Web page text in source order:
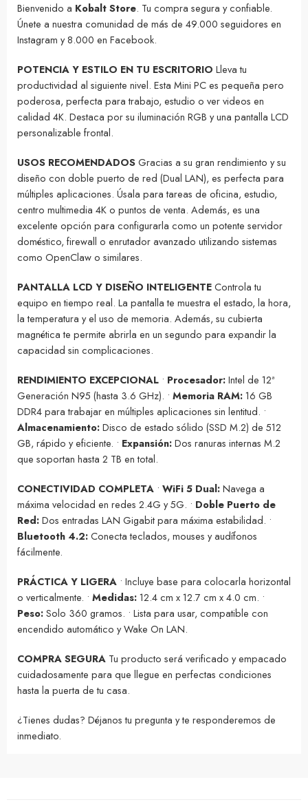
Bienvenido a Kobalt Store. Tu compra segura y confiable.
Únete a nuestra comunidad de más de 49.000 seguidores en
Instagram y 8.000 en Facebook.
POTENCIA Y ESTILO EN TU ESCRITORIO Lleva tu
productividad al siguiente nivel. Esta Mini PC es pequeña pero
poderosa, perfecta para trabajo, estudio o ver videos en
calidad 4K. Destaca por su iluminación RGB y una pantalla LCD
personalizable frontal.
USOS RECOMENDADOSGracias a su gran rendimiento y su
diseño con doble puerto de red (Dual LAN), es perfecta para
múltiples aplicaciones. Úsala para tareas de oficina, estudio,
centro multimedia 4K o puntos de venta. Además, es una
excelente opción para configurarla como un potente servidor
doméstico, firewall o enrutador avanzado utilizando sistemas
como OpenClaw o similares.
PANTALLA LCD Y DISEÑO INTELIGENTEControla tu
equipo en tiempo real. La pantalla te muestra el estado, la hora,
la temperatura y el uso de memoria. Además, su cubierta
magnética te permite abrirla en un segundo para expandir la
capacidad sin complicaciones.
RENDIMIENTO EXCEPCIONAL • Procesador:Intel de 12ª
Generación N95 (hasta 3.6 GHz). • Memoria RAM:16 GB
DDR4 para trabajar en múltiples aplicaciones sin lentitud. •
Almacenamiento:Disco de estado sólido (SSD M.2) de 512
GB, rápido y eficiente. • Expansión:Dos ranuras internas M.2
que soportan hasta 2 TB en total.
CONECTIVIDAD COMPLETA • WiFi 5 Dual:Navega a
máxima velocidad en redes 2.4G y 5G. • Doble Puerto de
Red:Dos entradas LAN Gigabit para máxima estabilidad. •
Bluetooth 4.2:Conecta teclados, mouses y audífonos
fácilmente.
PRÁCTICA Y LIGERA • Incluye base para colocarla horizontal
o verticalmente. • Medidas:12.4 cm x 12.7 cm x 4.0 cm. •
Peso:Solo 360 gramos. • Lista para usar, compatible con
encendido automático y Wake On LAN.
COMPRA SEGURA Tu producto será verificado y empacado
cuidadosamente para que llegue en perfectas condiciones
hasta la puerta de tu casa.
¿Tienes dudas? Déjanos tu pregunta y te responderemos de
inmediato.